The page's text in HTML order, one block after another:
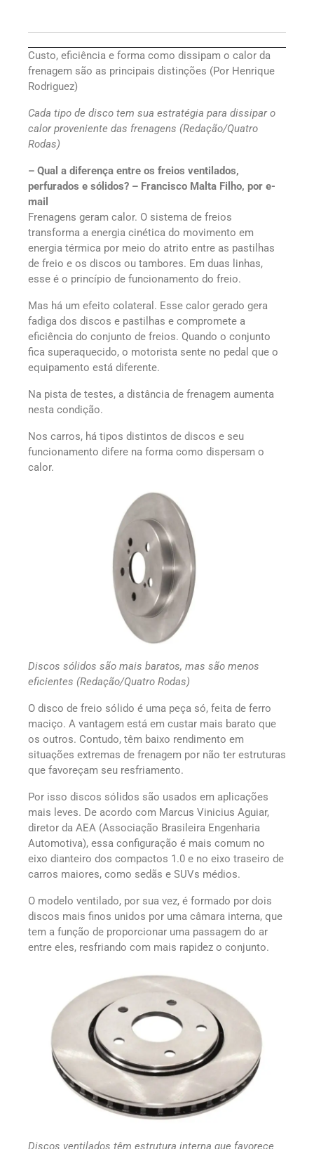
Custo, eficiência e forma como dissipam o calor da
frenagem são as principais distinções (Por Henrique
Rodriguez)
Cada tipo de disco tem sua estratégia para dissipar o
calor proveniente das frenagens (Redação/Quatro
Rodas)
– Qual a diferença entre os freios ventilados,
perfurados e sólidos? – Francisco Malta Filho, por e-
mail
Frenagens geram calor. O sistema de freios
transforma a energia cinética do movimento em
energia térmica por meio do atrito entre as pastilhas
de freio e os discos ou tambores. Em duas linhas,
esse é o princípio de funcionamento do freio.
Mas há um efeito colateral. Esse calor gerado gera
fadiga dos discos e pastilhas e compromete a
eficiência do conjunto de freios. Quando o conjunto
fica superaquecido, o motorista sente no pedal que o
equipamento está diferente.
Na pista de testes, a distância de frenagem aumenta
nesta condição.
Nos carros, há tipos distintos de discos e seu
funcionamento difere na forma como dispersam o
calor.
Discos sólidos são mais baratos, mas são menos
eficientes (Redação/Quatro Rodas)
O disco de freio sólido é uma peça só, feita de ferro
maciço. A vantagem está em custar mais barato que
os outros. Contudo, têm baixo rendimento em
situações extremas de frenagem por não ter estruturas
que favoreçam seu resfriamento.
Por isso discos sólidos são usados em aplicações
mais leves. De acordo com Marcus Vinicius Aguiar,
diretor da AEA (Associação Brasileira Engenharia
Automotiva), essa configuração é mais comum no
eixo dianteiro dos compactos 1.0 e no eixo traseiro de
carros maiores, como sedãs e SUVs médios.
O modelo ventilado, por sua vez, é formado por dois
discos mais finos unidos por uma câmara interna, que
tem a função de proporcionar uma passagem do ar
entre eles, resfriando com mais rapidez o conjunto.
Discos ventilados têm estrutura interna que favorece